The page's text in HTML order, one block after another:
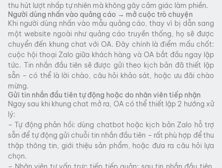
thu hút lượt nhấp tự nhiên mà không gây cảm giác làm phiền.
Người dùng nhấn vào quảng cáo → mở cuộc trò chuyện
Khi người dùng nhấn vào mẫu quảng cáo, thay vì bị dẫn sang
một website ngoài như quảng cáo truyền thống, họ sẽ được
chuyển đến khung chat với OA. Đây chính là điểm mấu chốt:
cuộc hội thoại Zalo giữa khách hàng và OA bắt đầu ngay lập
tức. Tin nhắn đầu tiên sẽ được gửi theo kịch bản đã thiết lập
sẵn – có thể là lời chào, câu hỏi khảo sát, hoặc ưu đãi chào
mừng.
Gửi tin nhắn đầu tiên tự động hoặc do nhân viên tiếp nhận
Ngay sau khi khung chat mở ra, OA có thể thiết lập 2 hướng xử
lý:
– Tự động phản hồi: dùng chatbot hoặc kịch bản Zalo hỗ trợ
sẵn để tự động gửi chuỗi tin nhắn đầu tiên – rất phù hợp để thu
thập thông tin, giới thiệu sản phẩm, hoặc đưa ra câu hỏi lựa
chọn.